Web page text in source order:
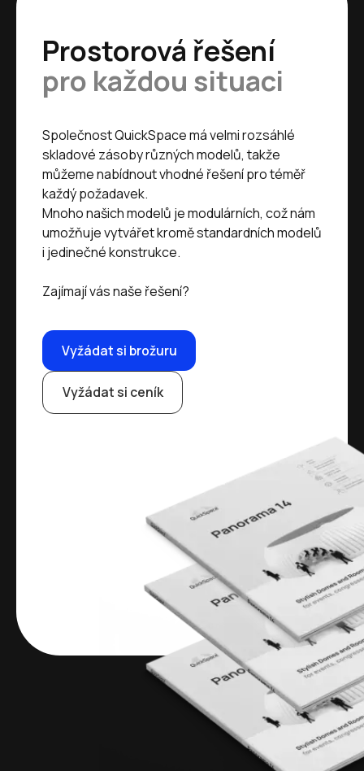
Prostorová řešení
pro každou situaci
Společnost QuickSpace má velmi rozsáhlé
skladové zásoby různých modelů, takže
můžeme nabídnout vhodné řešení pro téměř
každý požadavek.
Mnoho našich modelů je modulárních, což nám
umožňuje vytvářet kromě standardních modelů
i jedinečné konstrukce.
Zajímají vás naše řešení?
Vyžádat si brožuru
Vyžádat si ceník